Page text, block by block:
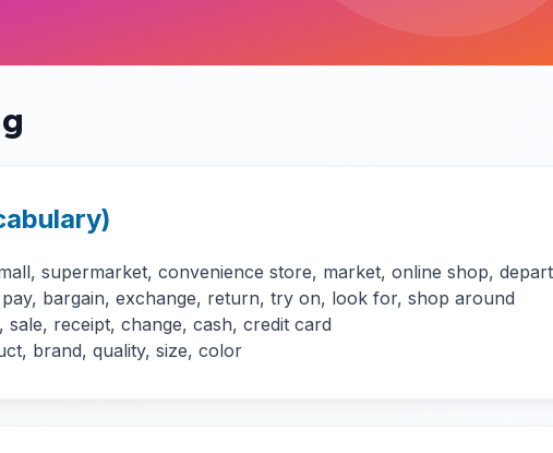
supermarket, convenience store, market, online shop,
bargain, exchange, return, try on, look for, shop around
sale, receipt, change, cash, credit card
brand, quality, size, color